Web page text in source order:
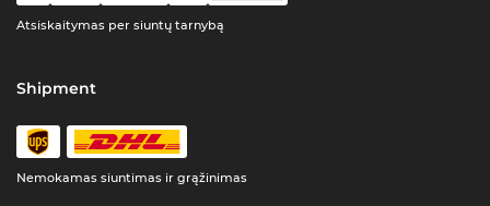
Atsiskaitymas per siuntų tarnybą
Shipment
Nemokamas siuntimas ir grąžinimas